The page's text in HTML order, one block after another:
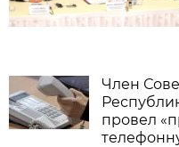
Член
провел